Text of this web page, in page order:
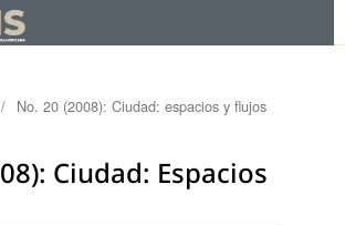
/ No. 20 (2008): Ciudad: espacios y flujos
Ciudad: Espacios